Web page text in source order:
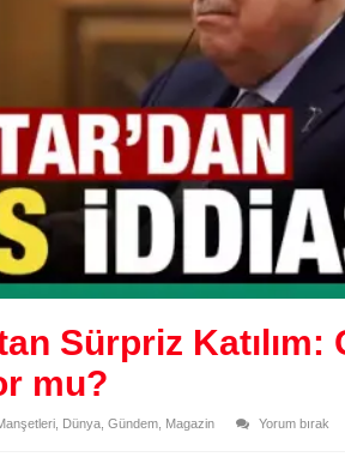
Sürpriz Katılım:
mu?
, Dünya, Gündem, Magazin
Yorum bırak